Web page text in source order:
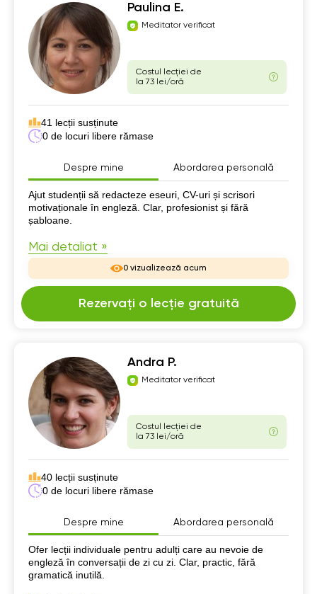
Paulina E.
Meditator verificat
Costul lecției de
la 73 lei/oră
41 lecții susținute
0 de locuri libere rămase
Despre mine Abordarea personală
Despre mine
Ajut studenții să redacteze eseuri, CV-uri și scrisori
motivaționale în engleză. Clar, profesionist și fără
șabloane.
Mai detaliat »
0 vizualizează acum
Rezervați o lecție gratuită
Andra P.
Meditator verificat
Costul lecției de
la 73 lei/oră
40 lecții susținute
0 de locuri libere rămase
Despre mine Abordarea personală
Despre mine
Ofer lecții individuale pentru adulți care au nevoie de
engleză în conversații de zi cu zi. Clar, practic, fără
gramatică inutilă.